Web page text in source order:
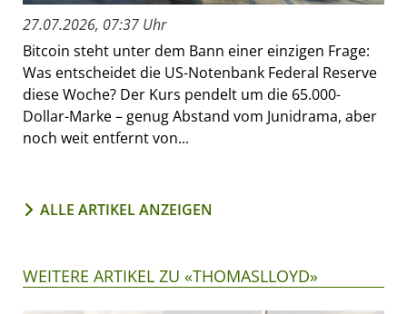
27.07.2026, 07:37 Uhr
Bitcoin steht unter dem Bann einer einzigen Frage:
Was entscheidet die US-Notenbank Federal Reserve
diese Woche? Der Kurs pendelt um die 65.000-
Dollar-Marke – genug Abstand vom Junidrama, aber
noch weit entfernt von...
ALLE ARTIKEL ANZEIGEN
WEITERE ARTIKEL ZU «THOMASLLOYD»